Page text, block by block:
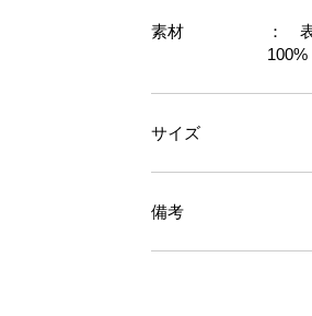
素材
：
100%
サイズ
備考